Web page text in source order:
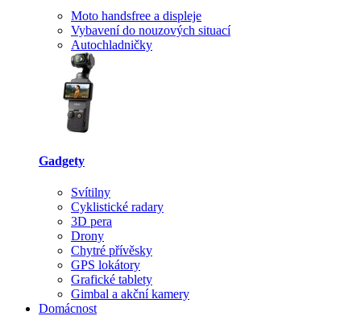
Moto handsfree a displeje
Vybavení do nouzových situací
Autochladničky
Gadgety
Svítilny
Cyklistické radary
3D pera
Drony
Chytré přívěsky
GPS lokátory
Grafické tablety
Gimbal a akční kamery
Domácnost